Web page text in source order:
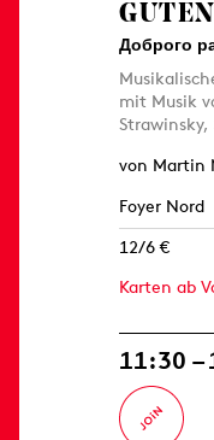
Доброго
mit Musik
von Martin
Foyer Nord
12/6 €
Karten ab
11:30 –